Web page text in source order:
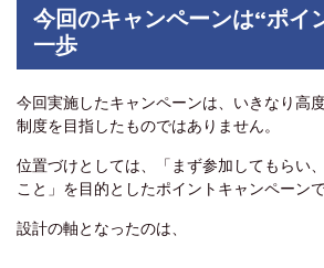
今回のキャンペーンは“ポイ
一歩
今回実施したキャンペーンは、いきなり高
制度を目指したものではありません。
位置づけとしては、「まず参加してもらい
こと」を目的としたポイントキャンペーンで
設計の軸となったのは、